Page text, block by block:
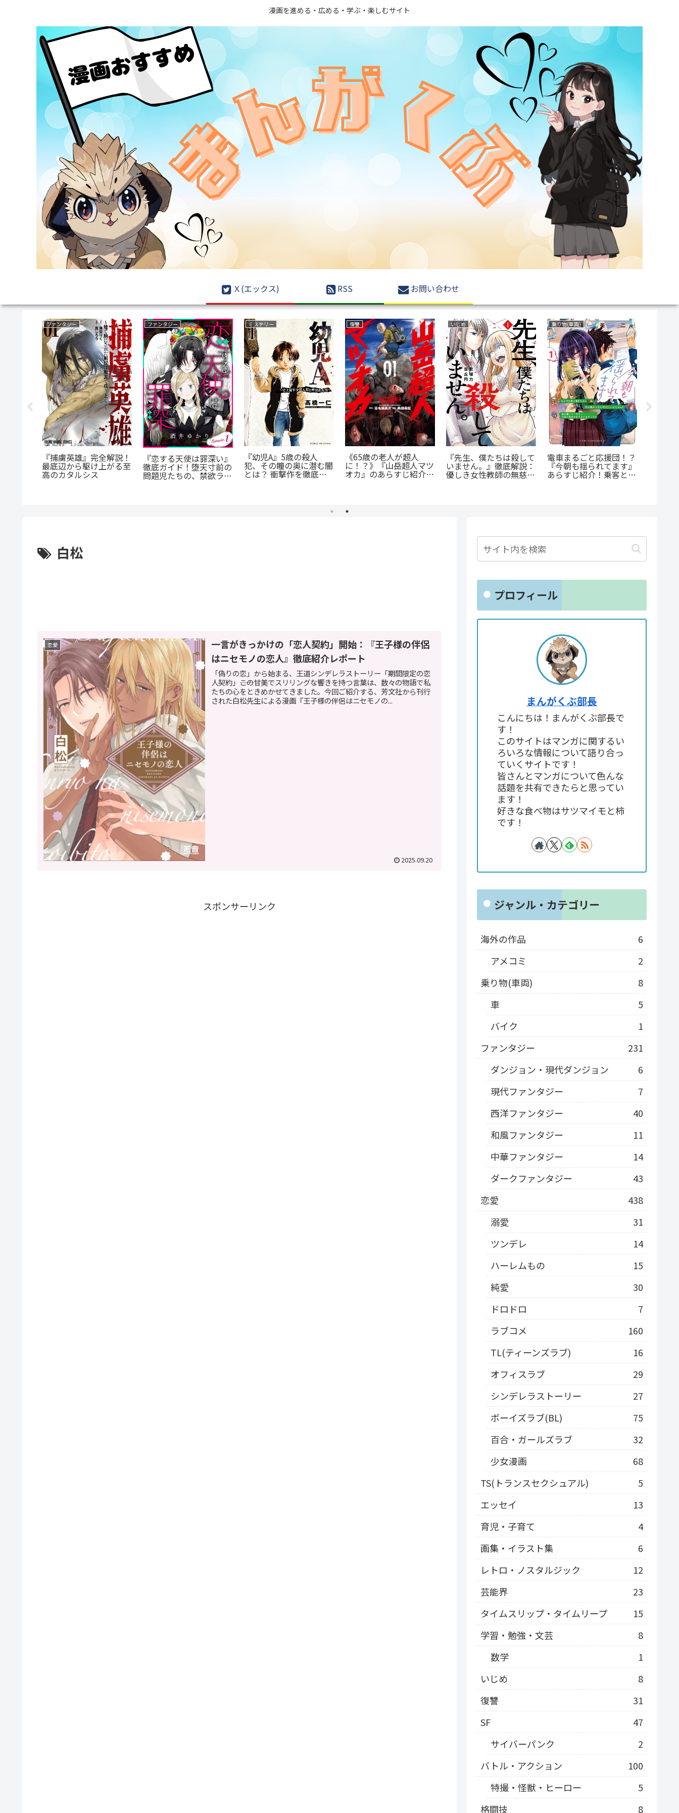
漫画を進める・広める・学ぶ・楽しむサイト
Ｘ(エックス) RSS お問い合わせ
ファンタジー
『捕虜英雄』完全解説！
最底辺から駆け上がる至
高のカタルシス
ファンタジー
『恋する天使は罪深い』
徹底ガイド！堕天寸前の
問題児たちの、禁欲ラブ
コメが罪深すぎる
ミステリー
『幼児A』5歳の殺人
犯、その瞳の奥に潜む闇
とは？ 衝撃作を徹底解
復讐
《65歳の老人が超人
に！？》『山岳超人マツ
オカ』のあらすじ紹介：
いじめ
『先生、僕たちは殺して
いません。』徹底解説：
優しき女性教師の無慈悲
な復讐劇
乗り物(車両)
電車まるごと応援団！？
『今朝も揺られてます』
あらすじ紹介！乗客と見
白松
恋愛
一言がきっかけの「恋人契約」開始：『王子様の伴侶
はニセモノの恋人』徹底紹介レポート
「偽りの恋」から始まる、王道シンデレラストーリー「期間限定の恋
人契約」――この甘美でスリリングな響きを持つ言葉は、数々の物語で私
たちの心をときめかせてきました。今回ご紹介する、芳文社から刊行
された白松先生による漫画『王子様の伴侶はニセモノの...
2025.09.20
スポンサーリンク
プロフィール
まんがくぶ部長
こんにちは！まんがくぶ部長で
す！
このサイトはマンガに関するい
ろいろな情報について語り合っ
ていくサイトです！
皆さんとマンガについて色んな
話題を共有できたらと思ってい
ます！
好きな食べ物はサツマイモと柿
です！
ジャンル・カテゴリー
海外の作品
6
アメコミ
2
乗り物(車両)
8
車
5
バイク
1
ファンタジー
231
ダンジョン・現代ダンジョン
6
現代ファンタジー
7
西洋ファンタジー
40
和風ファンタジー
11
中華ファンタジー
14
ダークファンタジー
43
恋愛
438
溺愛
31
ツンデレ
14
ハーレムもの
15
純愛
30
ドロドロ
7
ラブコメ
160
TL(ティーンズラブ)
16
オフィスラブ
29
シンデレラストーリー
27
ボーイズラブ(BL)
75
百合・ガールズラブ
32
少女漫画
68
TS(トランスセクシュアル)
5
エッセイ
13
育児・子育て
4
画集・イラスト集
6
レトロ・ノスタルジック
12
芸能界
23
タイムスリップ・タイムリープ
15
学習・勉強・文芸
8
数学
1
いじめ
8
復讐
31
SF
47
サイバーパンク
2
バトル・アクション
100
特撮・怪獣・ヒーロー
5
格闘技
8